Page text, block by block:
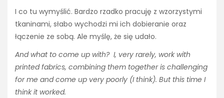
I co tu wymyślić. Bardzo rzadko pracuję z wzorzystymi
tkaninami, słabo wychodzi mi ich dobieranie oraz
łączenie ze sobą. Ale myślę, że się udało.
And what to come up with? I, very rarely, work with
printed fabrics, combining them together is challenging
for me and come up very poorly (I think). But this time I
think it worked.